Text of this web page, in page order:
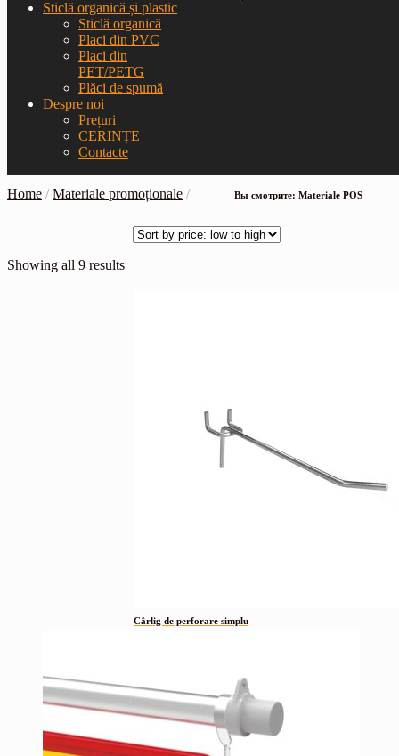
Sticlă organică și plastic
Sticlă organică
Placi din PVC
Placi din
PET/PETG
Plăci de spumă
Despre noi
Prețuri
CERINȚE
Contacte
Вы смотрите: Materiale POS
Home /Materiale promoționale /
Showing all 9 results
Cârlig de perforare simplu